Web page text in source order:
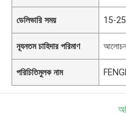
ডেলিভারি সময় 15-25
ন্যূনতম চাহিদার পরিমাণ
পরিচিতিমুলক নাম